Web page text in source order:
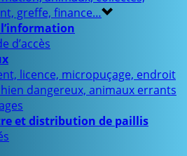
greffe, finance…
l’information
d’accès
licence, micropuçage, endroit
dangereux, animaux errants
et distribution de paillis